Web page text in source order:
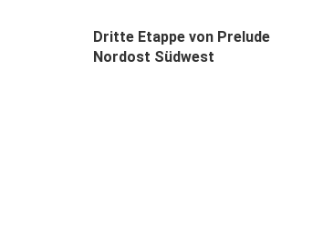
Dritte Etappe von Prelude
Nordost Südwest